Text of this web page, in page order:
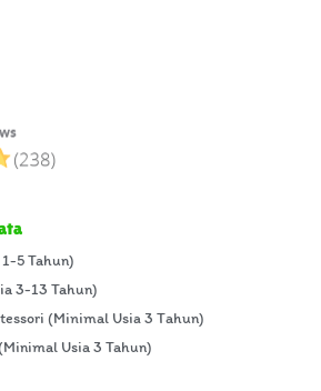
5 Tahun)
3-13 Tahun)
(Minimal Usia 3 Tahun)
Usia 3 Tahun)